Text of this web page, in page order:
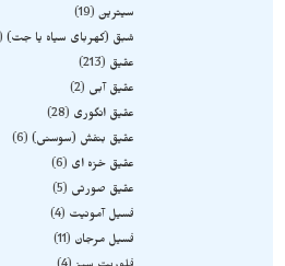
سیترین 19
شبق (کهربای سیاه یا جت)
عقیق
213
عقیق آبی
2
عقیق انگوری
28
عقیق بنفش (سوسنی) 6
عقیق خزه ای
6
عقیق صورتی
5
فسیل آمونیت
4
فسیل مرجان
11